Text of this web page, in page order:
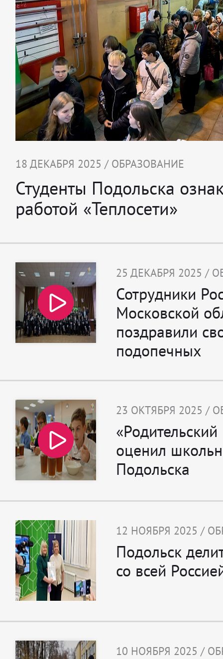
18 ДЕКАБРЯ 2025 / ОБРАЗОВАНИЕ
Студенты Подольска
работой «Теплосети»
25 ДЕКАБРЯ 2025 /
Сотрудники
Московской
поздравили
подопечных
23 ОКТЯБРЯ 2025 /
оценил
Подольска
12 НОЯБРЯ 2025 /
Подольск
со всей
10 НОЯБРЯ 2025 /